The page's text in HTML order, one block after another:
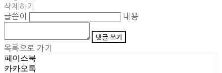
삭제하기
글쓴이
내용
댓글 쓰기
목록으로 가기
페이스북
카카오톡